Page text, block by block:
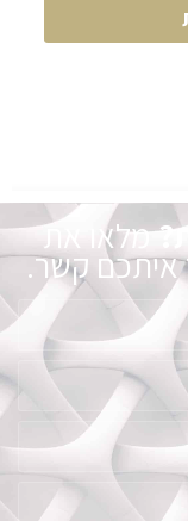
מלאו את
איתכם קשר.